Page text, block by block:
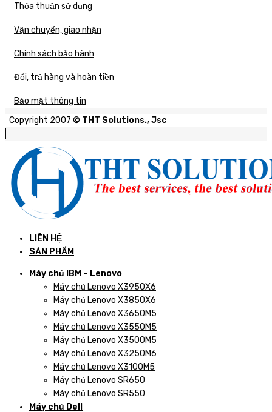
Thỏa thuận sử dụng
Vận chuyển, giao nhận
Chính sách bảo hành
Đổi, trả hàng và hoàn tiền
Bảo mật thông tin
Copyright 2007 © THT Solutions., Jsc
LIÊN HỆ
SẢN PHẨM
Máy chủ IBM – Lenovo
Máy chủ Lenovo X3950X6
Máy chủ Lenovo X3850X6
Máy chủ Lenovo X3650M5
Máy chủ Lenovo X3550M5
Máy chủ Lenovo X3500M5
Máy chủ Lenovo X3250M6
Máy chủ Lenovo X3100M5
Máy chủ Lenovo SR650
Máy chủ Lenovo SR550
Máy chủ Dell